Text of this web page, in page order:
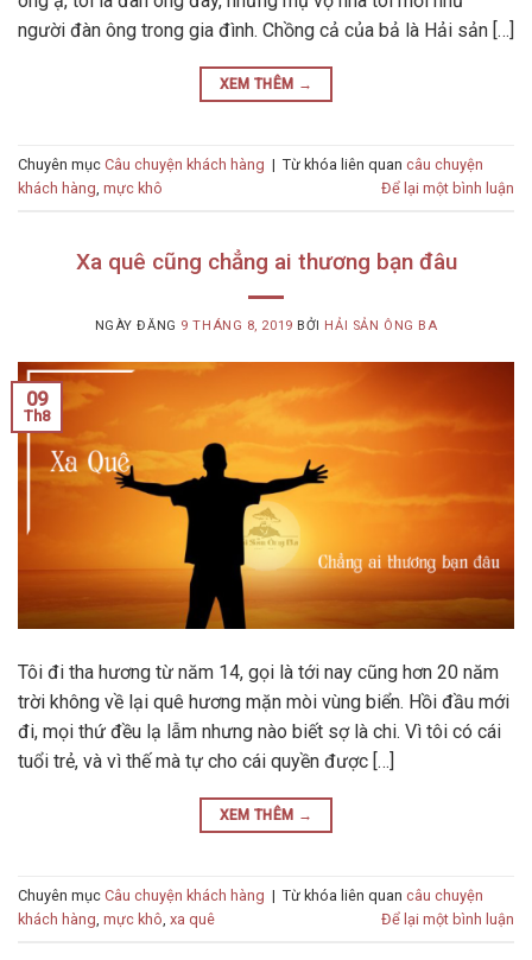
người đàn ông trong gia đình. Chồng cả của bả là Hải sản […]
XEM THÊM →
Chuyên mục Câu chuyện khách hàng | Từ khóa liên quan câu chuyện
khách hàng, mực khô Để lại một bình luận
Xa quê cũng chẳng ai thương bạn đâu
NGÀY ĐĂNG 9 THÁNG 8, 2019 BỞI HẢI SẢN ÔNG BA
09
Th8
Tôi đi tha hương từ năm 14, gọi là tới nay cũng hơn 20 năm
trời không về lại quê hương mặn mòi vùng biển. Hồi đầu mới
đi, mọi thứ đều lạ lẫm nhưng nào biết sợ là chi. Vì tôi có cái
tuổi trẻ, và vì thế mà tự cho cái quyền được […]
XEM THÊM →
Chuyên mục Câu chuyện khách hàng | Từ khóa liên quan câu chuyện
khách hàng, mực khô, xa quê Để lại một bình luận